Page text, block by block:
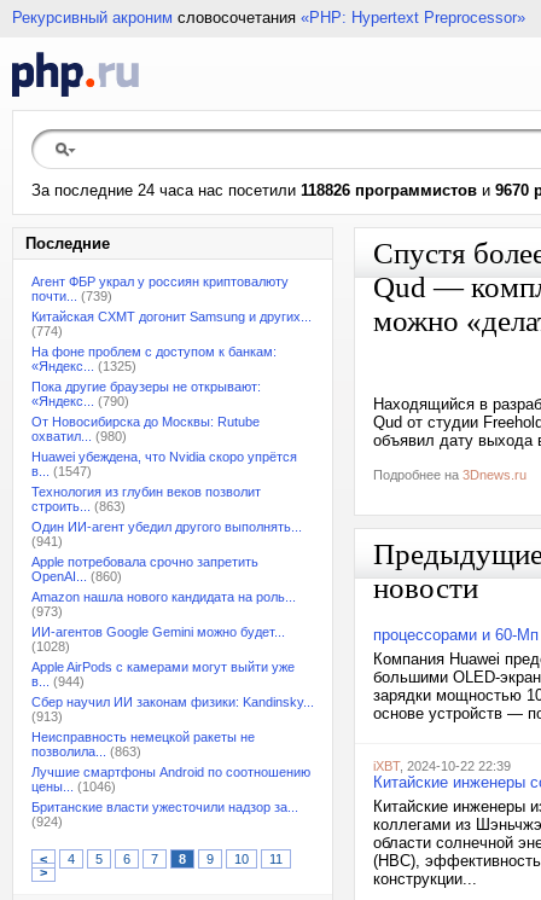
Рекурсивный акроним словосочетания «PHP: Hypertext Preprocessor»
За последние 24 часа нас посетили 118826 программистов и 9670
Последние
Агент ФБР украл у россиян криптовалюту
почти...
(739)
Китайская CXMT догонит Samsung и других...
(774)
На фоне проблем с доступом к банкам:
«Яндекс...
(1325)
Пока другие браузеры не открывают:
«Яндекс...
(790)
От Новосибирска до Москвы: Rutube
охватил...
(980)
Huawei убеждена, что Nvidia скоро упрётся
в...
(1547)
Технология из глубин веков позволит
строить...
(863)
Один ИИ-агент убедил другого выполнять...
(941)
Apple потребовала срочно запретить
OpenAI...
(860)
Amazon нашла нового кандидата на роль...
(973)
ИИ-агентов Google Gemini можно будет...
(1028)
Apple AirPods с камерами могут выйти уже
в...
(944)
Сбер научил ИИ законам физики: Kandinsky...
(913)
Неисправность немецкой ракеты не
позволила...
(863)
Лучшие смартфоны Android по соотношению
цены...
(1046)
Британские власти ужесточили надзор за...
(924)
< 4 5 6 7 8 9 10
11
>
Спустя
Qud —
можно
Находящийся в
Qud от студии
объявил дату выхода
Подробнее на 3Dnews.ru
новости
процессорами и 60-
Компания Huawei
большими OLED-
зарядки мощностью
основе устройств —
iXBT, 2024-10-22 22:39
Китайские инженеры
Китайские инженеры
коллегами из
области солнечной
(HBC),
конструкции...